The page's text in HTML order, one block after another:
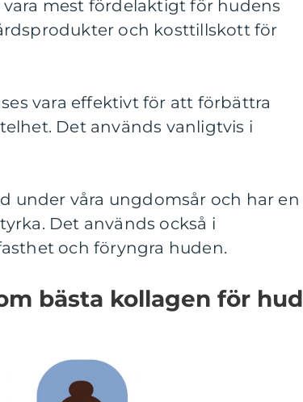
mest fördelaktigt för hudens
och kosttillskott för
vara effektivt för att förbättra
Det används vanligtvis i
under våra ungdomsår och har en
Det används också i
och föryngra huden.
bästa kollagen för hud